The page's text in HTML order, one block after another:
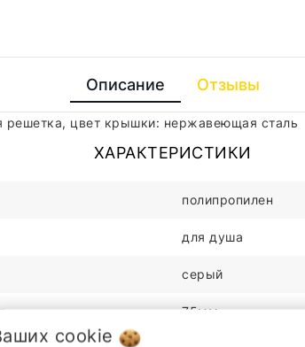
Описание Отзывы
цвет крышки: нержавеющая сталь
ХАРАКТЕРИСТИКИ
полипропилен
для душа
серый
75мм
cookie